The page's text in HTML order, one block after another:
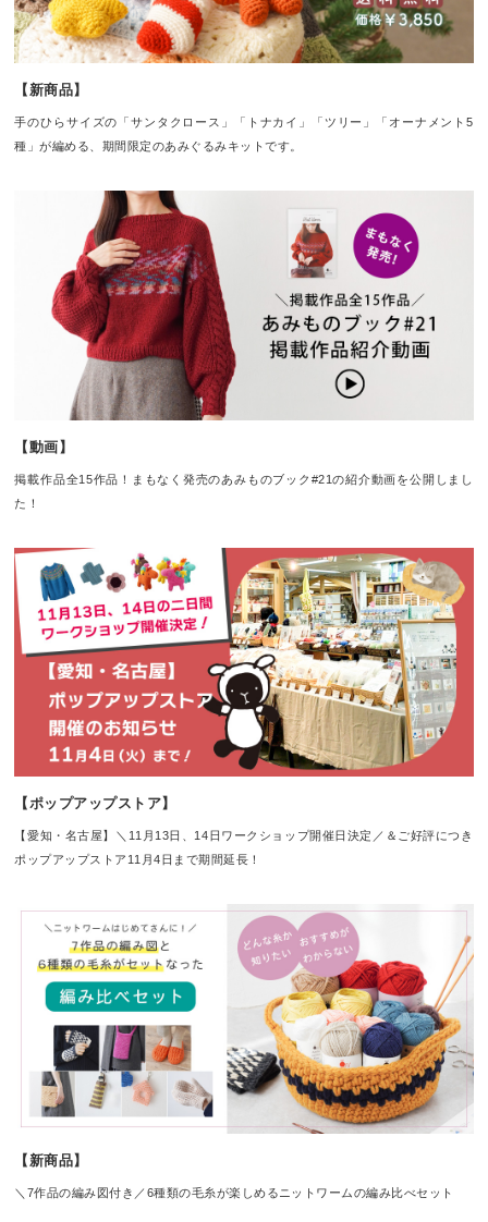
【新商品】
手のひらサイズの「サンタクロース」「トナカイ」「ツリー」「オーナメント5
種」が編める、期間限定のあみぐるみキットです。
【動画】
掲載作品全15作品！まもなく発売のあみものブック#21の紹介動画を公開しまし
た！
【ポップアップストア】
【愛知・名古屋】＼11月13日、14日ワークショップ開催日決定／＆ご好評につき
ポップアップストア11月4日まで期間延長！
【新商品】
＼7作品の編み図付き／6種類の毛糸が楽しめるニットワームの編み比べセット